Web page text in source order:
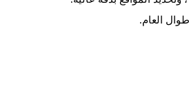
العام.